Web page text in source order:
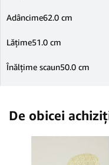
Adâncime62.0 cm
Lăţime51.0 cm
Înălţime scaun50.0 cm
De obicei